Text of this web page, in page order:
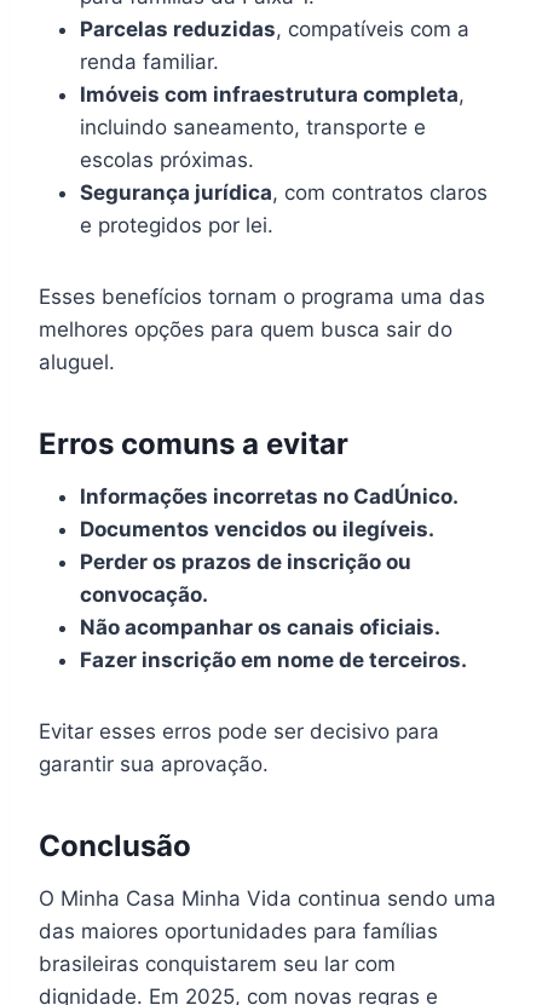
Parcelas reduzidas, compatíveis com a
renda familiar.
Imóveis com infraestrutura completa,
incluindo saneamento, transporte e
escolas próximas.
Segurança jurídica, com contratos claros
e protegidos por lei.
Esses benefícios tornam o programa uma das
melhores opções para quem busca sair do
aluguel.
Erros comuns a evitar
Informações incorretas no CadÚnico.
Documentos vencidos ou ilegíveis.
Perder os prazos de inscrição ou
convocação.
Não acompanhar os canais oficiais.
Fazer inscrição em nome de terceiros.
Evitar esses erros pode ser decisivo para
garantir sua aprovação.
Conclusão
O Minha Casa Minha Vida continua sendo uma
das maiores oportunidades para famílias
brasileiras conquistarem seu lar com
dignidade. Em 2025, com novas regras e